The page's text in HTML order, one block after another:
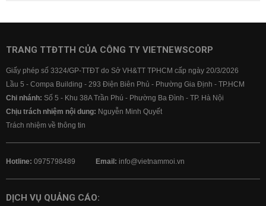
TRANG TTĐTTH CỦA CÔNG TY VIETNEWSCORP
Giấy phép số 3324/GP-TTĐT do Sở VH&TT TPHCM cấp ngày 20/3/2026
Lầu 5 - Compa Building - 293 Điện Biên Phủ - Phường Gia Định - TP.HCM
Chi nhánh: Số 5 - Khu 38A Trần Phú - Phường Ba Đình - TP. Hà Nội
Chịu trách nhiệm nội dung: Nguyễn Minh Quyết
Trách nhiệm về thông tin
Hotline: 0975798489 Email: info@vietnammoi.vn
DỊCH VỤ QUẢNG CÁO: